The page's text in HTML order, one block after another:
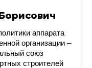
аппарата
организации –
союз
строителей